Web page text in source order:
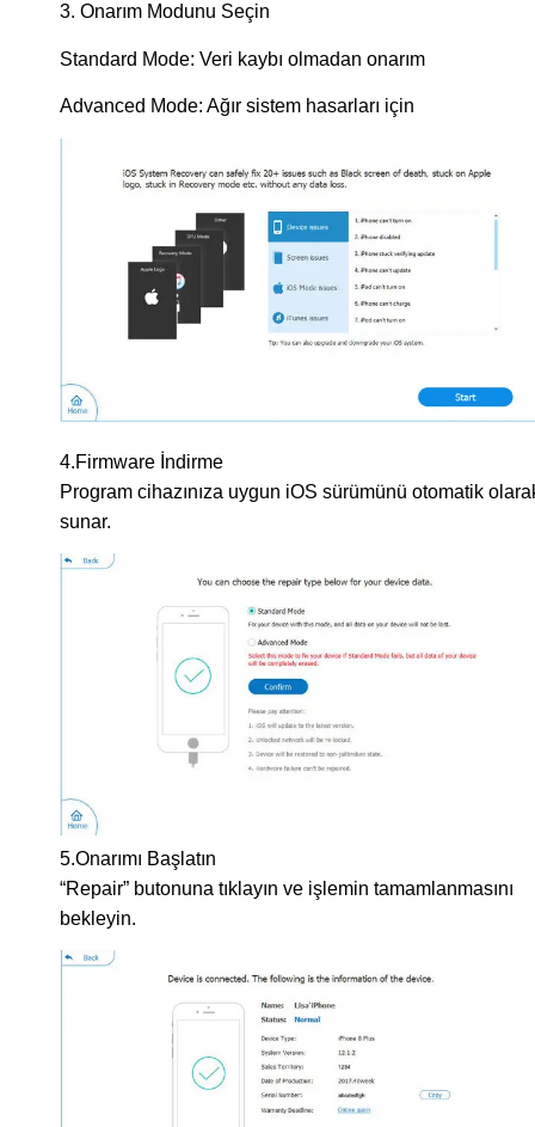
3. Onarım Modunu Seçin
Standard Mode: Veri kaybı olmadan onarım
Advanced Mode: Ağır sistem hasarları için
4.Firmware İndirme
Program cihazınıza uygun iOS sürümünü otomatik
sunar.
5.Onarımı Başlatın
“Repair” butonuna tıklayın ve işlemin tamamlanmasını
bekleyin.